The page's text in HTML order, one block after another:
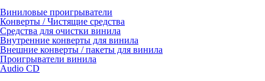
Виниловые проигрыватели
Конверты / Чистящие средства
Средства для очистки винила
Внутренние конверты для винила
Внешние конверты / пакеты для винила
Проигрыватели винила
Audio CD